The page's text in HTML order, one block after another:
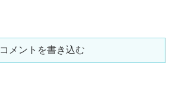
コメントを書き込む